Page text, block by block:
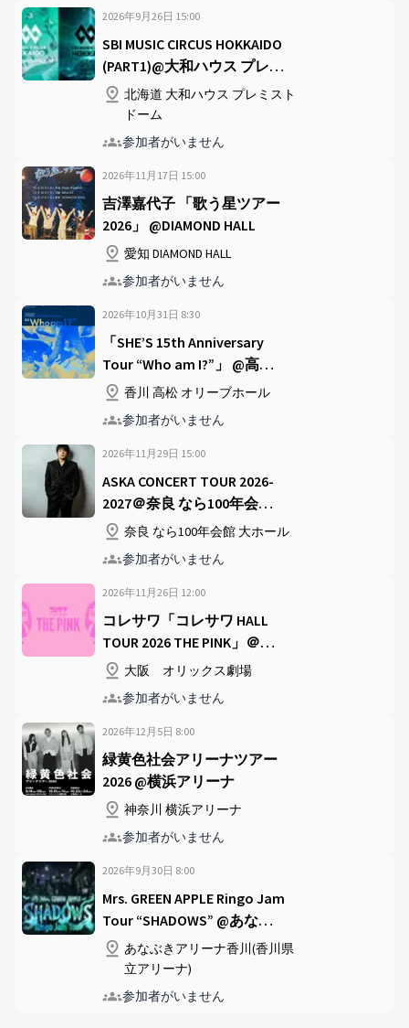
2026年9月26日 15:00
SBI MUSIC CIRCUS HOKKAIDO
(PART1)@大和ハウス プレミ
ストドーム
北海道 大和ハウス プレミスト
ドーム
参加者がいません
2026年11月17日 15:00
吉澤嘉代子 「歌う星ツアー
2026」 @DIAMOND HALL
愛知 DIAMOND HALL
参加者がいません
2026年10月31日 8:30
「SHE’S 15th Anniversary
Tour “Who am I?”」 @高松
オリーブホール
香川 高松 オリーブホール
参加者がいません
2026年11月29日 15:00
ASKA CONCERT TOUR 2026-
2027＠奈良 なら100年会館
大ホール
奈良 なら100年会館 大ホール
参加者がいません
2026年11月26日 12:00
コレサワ「コレサワ HALL
TOUR 2026 THE PINK」＠オ
リックス劇場
大阪 オリックス劇場
参加者がいません
2026年12月5日 8:00
緑黄色社会アリーナツアー
2026 @横浜アリーナ
神奈川 横浜アリーナ
参加者がいません
2026年9月30日 8:00
Mrs. GREEN APPLE Ringo Jam
Tour “SHADOWS” @あなぶ
きアリーナ香川(香川県立ア
リーナ)
あなぶきアリーナ香川(香川県
立アリーナ)
参加者がいません